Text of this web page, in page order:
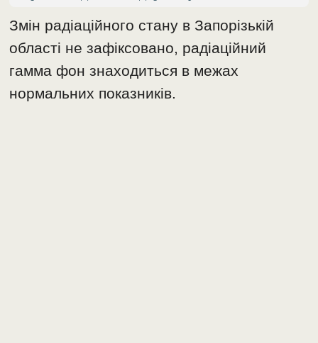
Змін радіаційного стану в Запорізькій
області не зафіксовано, радіаційний
гамма фон знаходиться в межах
нормальних показників.